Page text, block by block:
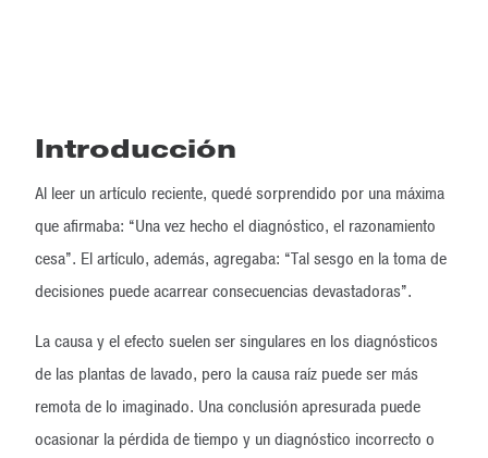
Introducción
Al leer un artículo reciente, quedé sorprendido por una máxima
que afirmaba: “Una vez hecho el diagnóstico, el razonamiento
cesa”. El artículo, además, agregaba: “Tal sesgo en la toma de
decisiones puede acarrear consecuencias devastadoras”.
La causa y el efecto suelen ser singulares en los diagnósticos
de las plantas de lavado, pero la causa raíz puede ser más
remota de lo imaginado. Una conclusión apresurada puede
ocasionar la pérdida de tiempo y un diagnóstico incorrecto o